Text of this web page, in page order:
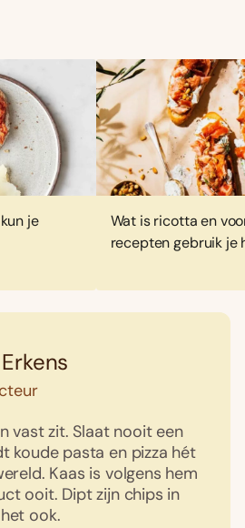
je
Wat is ricotta en
recepten gebruik je
vast zit. Slaat nooit een
koude pasta en pizza hét
Kaas is volgens hem
ooit. Dipt zijn chips in
ook.